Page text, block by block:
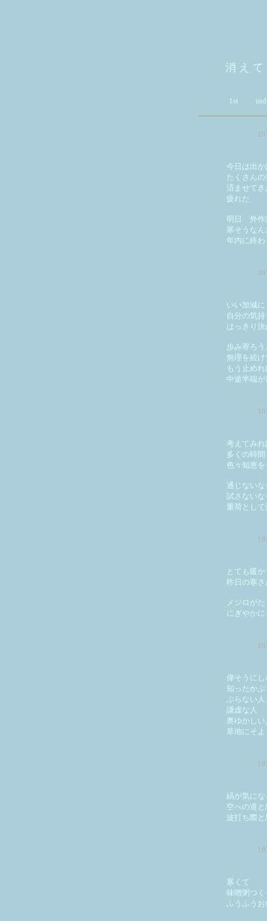
消 え て
1st
今日は出か
たくさん
済ませてき
疲れた
明日 外作
寒そうな
年内に終わ
いい加減に
自分の気持
はっきり
歩み寄ろ
無理を続
もう止め
中途半端
考えてみれ
多くの時
色々知恵
通じない
試さない
重荷とし
とても暖か
昨日の寒
メジロが
にぎやか
偉そうにし
知ったか
ぶらない人
謙虚な人
奥ゆかしい
草地にそよ
縞が気に
空への道
波打ち際
寒くて
味噌粥つ
ふうふうお